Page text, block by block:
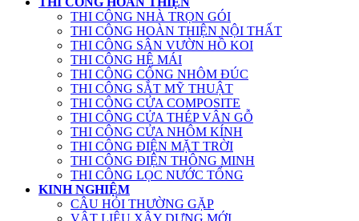
THI CÔNG NHÀ TRỌN GÓI
THI CÔNG HOÀN THIỆN NỘI THẤT
THI CÔNG SÂN VƯỜN HỒ KOI
THI CÔNG HỆ MÁI
THI CÔNG CỔNG NHÔM ĐÚC
THI CÔNG SẮT MỸ THUẬT
THI CÔNG CỬA COMPOSITE
THI CÔNG CỬA THÉP VÂN GỖ
THI CÔNG CỬA NHÔM KÍNH
THI CÔNG ĐIỆN MẶT TRỜI
THI CÔNG ĐIỆN THÔNG MINH
THI CÔNG LỌC NƯỚC TỔNG
KINH NGHIỆM
CÂU HỎI THƯỜNG GẶP
VẬT LIỆU XÂY DỰNG MỚI